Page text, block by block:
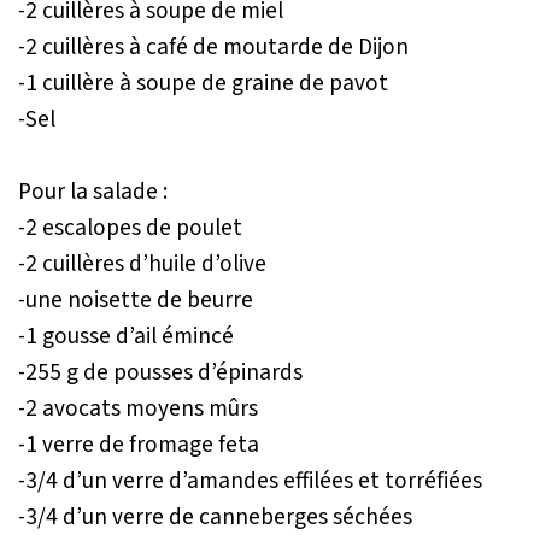
-2 cuillères à soupe de miel
-2 cuillères à café de moutarde de Dijon
-1 cuillère à soupe de graine de pavot
-Sel
Pour la salade :
-2 escalopes de poulet
-2 cuillères d’huile d’olive
-une noisette de beurre
-1 gousse d’ail émincé
-255 g de pousses d’épinards
-2 avocats moyens mûrs
-1 verre de fromage feta
-3/4 d’un verre d’amandes effilées et torréfiées
-3/4 d’un verre de canneberges séchées